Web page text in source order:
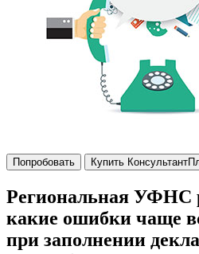
Попробовать Купить
Региональная УФНС
какие ошибки чаще
при заполнении